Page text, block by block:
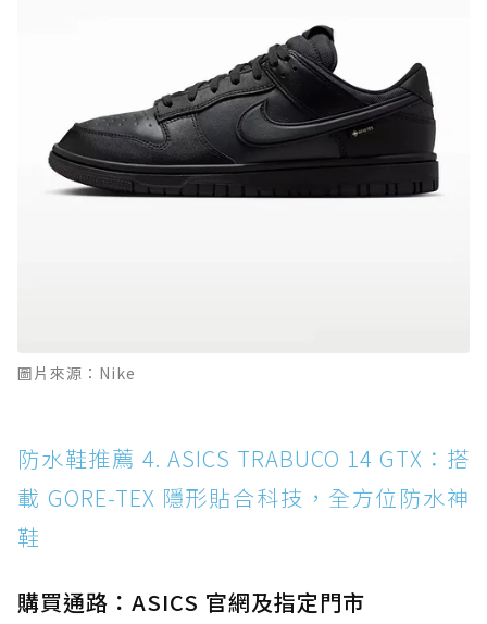
圖片來源：Nike
防水鞋推薦 4. ASICS TRABUCO 14 GTX：搭
載 GORE-TEX 隱形貼合科技，全方位防水神
鞋
購買通路：ASICS 官網及指定門市